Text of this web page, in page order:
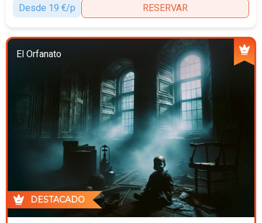
Desde 19 €/p
RESERVAR
El Orfanato
DESTACADO